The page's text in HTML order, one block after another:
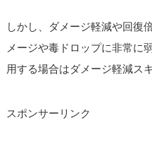
しかし、ダメージ軽減や回復
メージや毒ドロップに非常に
用する場合はダメージ軽減ス
スポンサーリンク